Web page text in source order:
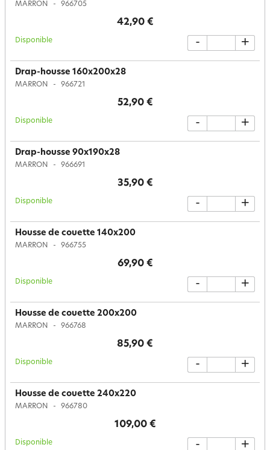
MARRON 966705
42,90 €
Disponible - +
Drap-housse 160x200x28
MARRON 966721
52,90 €
Disponible - +
Drap-housse 90x190x28
MARRON 966691
35,90 €
Disponible - +
Housse de couette 140x200
MARRON 966755
69,90 €
Disponible - +
Housse de couette 200x200
MARRON 966768
85,90 €
Disponible - +
Housse de couette 240x220
MARRON 966780
109,00 €
Disponible - +